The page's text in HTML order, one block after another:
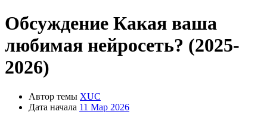
Обсуждение Какая ваша
любимая нейросеть? (2025-
2026)
Автор темы XUC
Дата начала 11 Мар 2026